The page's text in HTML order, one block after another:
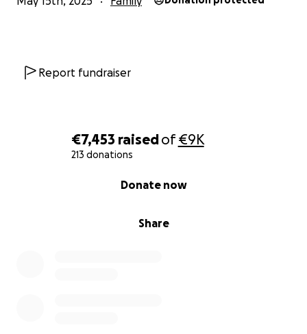
€7,453 raisedof€9K
213 donations
Share
Donate now
Report fundraiser